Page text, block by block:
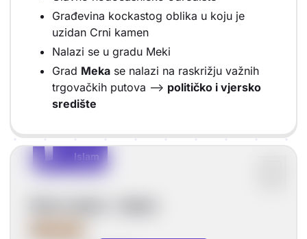
Građevina kockastog oblika u koju je
uzidan Crni kamen
Nalazi se u gradu Meki
Grad Meka se nalazi na raskrižju važnih
trgovačkih putova --> političko i vjersko
središte
I
I
Islam
Vrsta sadržaja: Islam